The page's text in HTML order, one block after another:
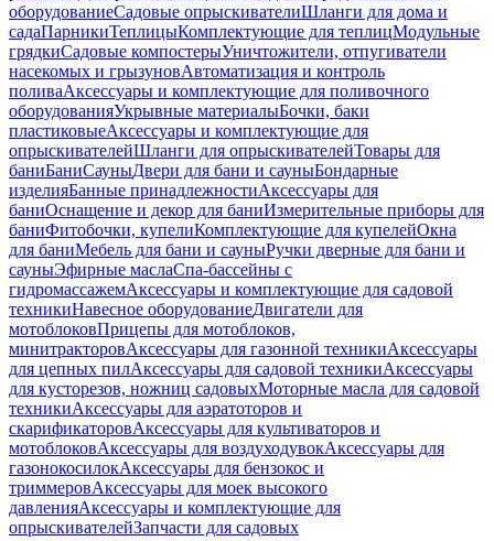
оборудованиеСадовые опрыскивателиШланги для дома и
садаПарникиТеплицыКомплектующие для теплицМодульные
грядкиСадовые компостерыУничтожители, отпугиватели
насекомых и грызуновАвтоматизация и контроль
поливаАксессуары и комплектующие для поливочного
оборудованияУкрывные материалыБочки, баки
пластиковыеАксессуары и комплектующие для
опрыскивателейШланги для опрыскивателейТовары для
баниБаниСауныДвери для бани и сауныБондарные
изделияБанные принадлежностиАксессуары для
баниОснащение и декор для баниИзмерительные приборы для
баниФитобочки, купелиКомплектующие для купелейОкна
для баниМебель для бани и сауныРучки дверные для бани и
сауныЭфирные маслаСпа-бассейны с
гидромассажемАксессуары и комплектующие для садовой
техникиНавесное оборудованиеДвигатели для
мотоблоковПрицепы для мотоблоков,
минитракторовАксессуары для газонной техникиАксессуары
для цепных пилАксессуары для садовой техникиАксессуары
для кусторезов, ножниц садовыхМоторные масла для садовой
техникиАксессуары для аэратоторов и
скарификаторовАксессуары для культиваторов и
мотоблоковАксессуары для воздуходувокАксессуары для
газонокосилокАксессуары для бензокос и
триммеровАксессуары для моек высокого
давленияАксессуары и комплектующие для
опрыскивателейЗапчасти для садовых